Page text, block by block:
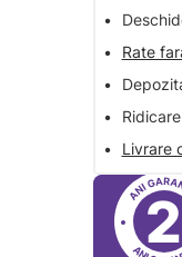
•
•
Rate
•
•
•
Livrare
2